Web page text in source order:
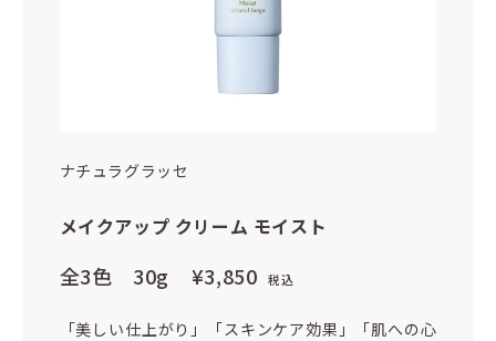
ナチュラグラッセ
メイクアップ クリーム モイスト
全3色 30g ¥3,850 税込
「美しい仕上がり」「スキンケア効果」「肌への心